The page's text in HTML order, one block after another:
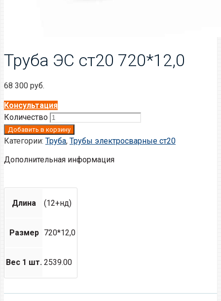
Труба ЭС ст20 720*12,0
68 300 руб.
Консультация
Количество
Добавить в корзину
Категории: Труба, Трубы электросварные ст20
Дополнительная информация
Длина (12+нд)
Размер 720*12,0
Вес 1 шт. 2539.00